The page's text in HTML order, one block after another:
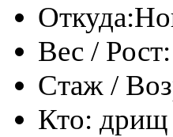
Откуда:
Вес / Рост:
Стаж /
Кто: дрищ